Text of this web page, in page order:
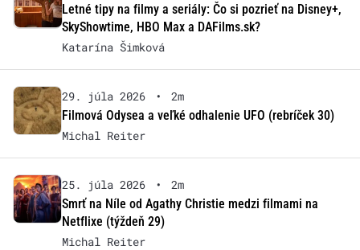
Letné tipy na filmy a seriály: Čo si pozrieť na Disney+,
SkyShowtime, HBO Max a DAFilms.sk?
Katarína Šimková
29. júla 2026 •
2m
Filmová Odysea a veľké odhalenie UFO (rebríček 30)
Michal Reiter
25. júla 2026 •
2m
Smrť na Níle od Agathy Christie medzi filmami na
Netflixe (týždeň 29)
Michal Reiter